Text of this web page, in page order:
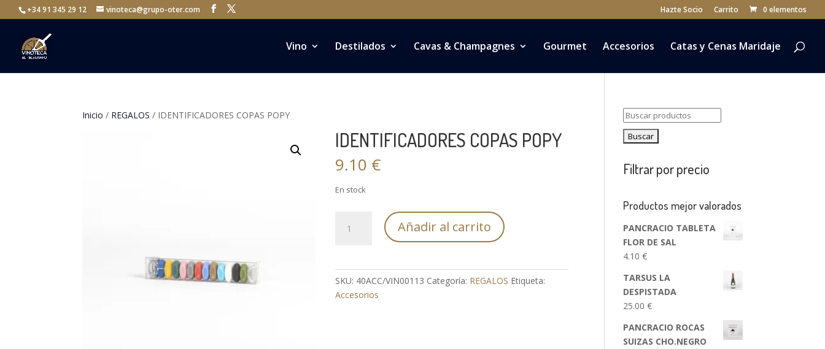
+34 91 345 29 12 vinoteca@grupo-oter.com Hazte Socio Carrito 0 elementos
Vino Destilados Cavas & Champagnes Gourmet Accesorios Catas y Cenas Maridaje
Inicio / REGALOS / IDENTIFICADORES COPAS POPY
IDENTIFICADORES COPAS POPY
9.10 €
En stock
IDENTIFICADORES
COPAS
Añadir al carrito
SKU: 40ACC/VIN00113 Categoría: REGALOS Etiqueta:
Accesorios
Buscar:
Filtrar por precio
Productos mejor valorados
PANCRACIO TABLETA
FLOR DE SAL
4.10€
TARSUS LA
DESPISTADA
25.00€
PANCRACIO ROCAS
SUIZAS CHO.NEGRO